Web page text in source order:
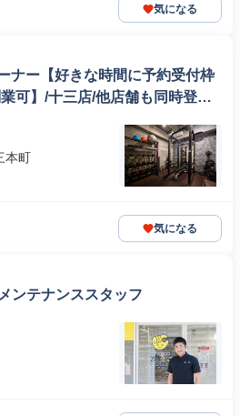
気になる
ナー【好きな時間に予約受付枠
可】/十三店/他店舗も同時登録
本町
気になる
ンテナンススタッフ